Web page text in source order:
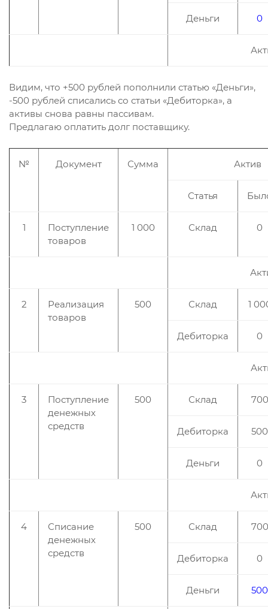
Деньги 0
Видим, что +500 рублей пополнили статью «Деньги»,
-500 рублей списались со статьи «Дебиторка», а
активы снова равны пассивам.
Предлагаю оплатить долг поставщику.
№ Документ Сумма Актив
Статья
1
Поступление
товаров
1 000 Склад 0
2
Реализация
товаров
500 Склад 1
Дебиторка 0
3
Поступление
денежных
средств
500 Склад 700
Дебиторка 500
Деньги 0
4
Списание
денежных
средств
500 Склад 700
Дебиторка 0
Деньги 500